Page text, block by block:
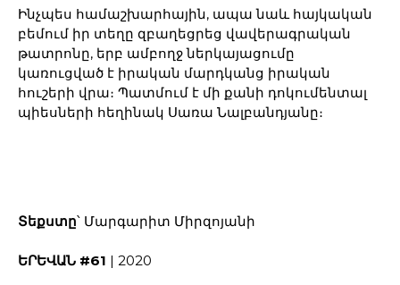
Ինչպես համաշխարհային, ապա նաև հայկական
բեմում իր տեղը զբաղեցրեց վավերագրական
թատրոնը, երբ ամբողջ ներկայացումը
կառուցված է իրական մարդկանց իրական
հուշերի վրա։ Պատմում է մի քանի դոկումենտալ
պիեսների հեղինակ Սառա Նալբանդյանը։
Տեքստը՝ Մարգարիտ Միրզոյանի
ԵՐԵՎԱՆ #61 | 2020